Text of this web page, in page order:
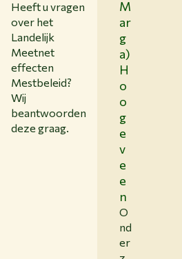
Heeft u vragen
over het
Landelijk
Meetnet
effecten
Mestbeleid?
Wij
beantwoorden
deze graag.
M
ar
g
a)
H
o
o
g
e
v
e
e
n
O
nd
er